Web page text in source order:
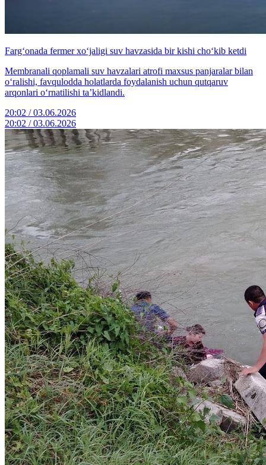
Farg‘onada fermer xo‘jaligi suv havzasida bir kishi cho‘kib ketdi
Membranali qoplamali suv havzalari atrofi maxsus panjaralar bilan
o‘ralishi, favqulodda holatlarda foydalanish uchun qutqaruv
arqonlari o‘rnatilishi ta’kidlandi.
20:02 / 03.06.2026
20:02 / 03.06.2026